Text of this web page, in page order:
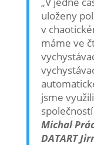
uloženy
v
máme ve
jsme
společností
Michal
DATART